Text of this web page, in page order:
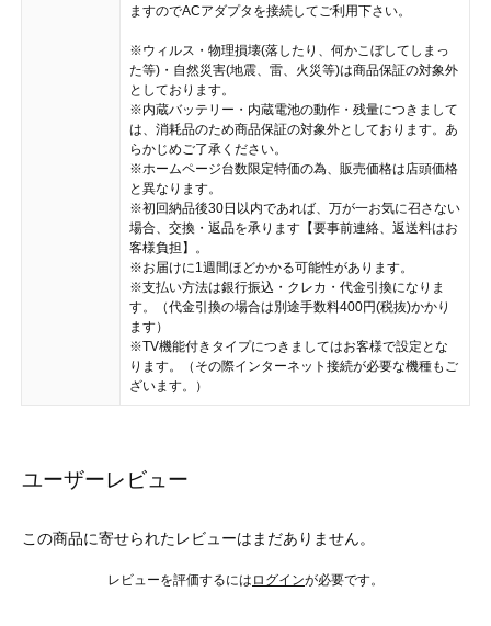
ますのでACアダプタを接続してご利用下さい。
※ウィルス・物理損壊(落したり、何かこぼしてしまっ
た等)・自然災害(地震、雷、火災等)は商品保証の対象外
としております。
※内蔵バッテリー・内蔵電池の動作・残量につきまして
は、消耗品のため商品保証の対象外としております。あ
らかじめご了承ください。
※ホームページ台数限定特価の為、販売価格は店頭価格
と異なります。
※初回納品後30日以内であれば、万が一お気に召さない
場合、交換・返品を承ります【要事前連絡、返送料はお
客様負担】。
※お届けに1週間ほどかかる可能性があります。
※支払い方法は銀行振込・クレカ・代金引換になりま
す。（代金引換の場合は別途手数料400円(税抜)かかり
ます）
※TV機能付きタイプにつきましてはお客様で設定とな
ります。（その際インターネット接続が必要な機種もご
ざいます。）
ユーザーレビュー
この商品に寄せられたレビューはまだありません。
レビューを評価するには ログインが必要です。